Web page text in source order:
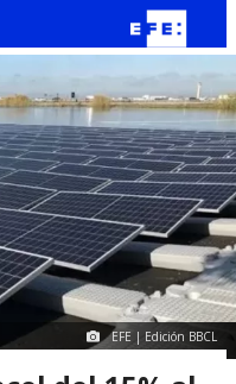
EFE | Edición BBCL